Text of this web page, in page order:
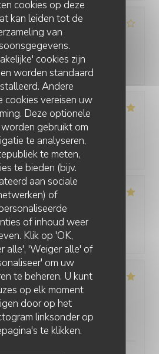
cookies op deze
kan leiden tot de
van
cookies zijn
worden standaard
Andere
cookies vereisen uw
Deze optionele
gebruikt om
te analyseren,
te meten,
te bieden (bijv.
aan sociale
of
of inhoud weer
Klik op 'OK,
alle', 'Weiger alle' of
om uw
te beheren. U kunt
op elk moment
door op het
linksonder op
te klikken.
: /5 Keuken 4 Kwaliteit / Prijs
3
:5/5 Keuken:5/5 Kwaliteit / Prijs
4
: 5/5 Keuken:5/5 Kwaliteit / Prijs
2
:5/5 Keuken:5 /5 Kwaliteit / Prijs
GRAND-MÈRE